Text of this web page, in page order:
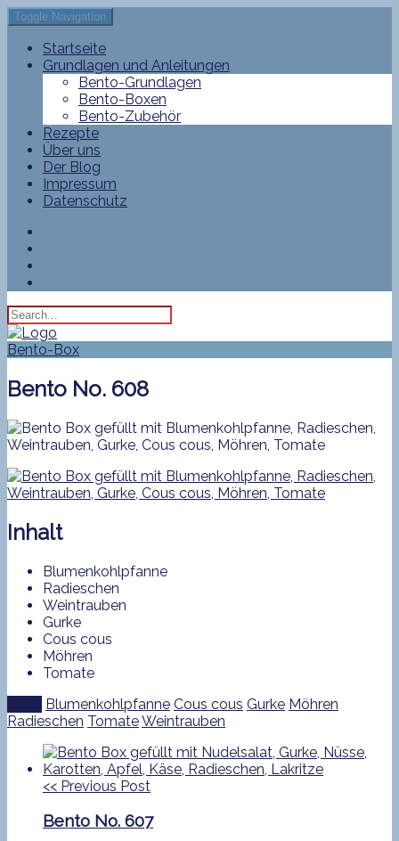
Toggle Navigation
Startseite
Grundlagen und Anleitungen
Bento-Grundlagen
Bento-Boxen
Bento-Zubehör
Rezepte
Über uns
Der Blog
Impressum
Datenschutz
Bento-Box
Bento No. 608
Inhalt
Blumenkohlpfanne
Radieschen
Weintrauben
Gurke
Cous cous
Möhren
Tomate
Blumenkohlpfanne Cous cous Gurke Möhren
Radieschen TomateWeintrauben
<< Previous Post
Bento No. 607